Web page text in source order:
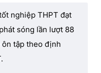
nghiệp THPT đạt
sóng lần lượt 88
tập theo định